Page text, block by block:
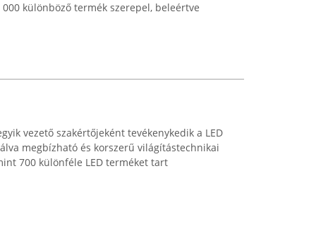
különböző termék szerepel, beleértve
vezető szakértőjeként tevékenykedik a LED
megbízható és korszerű világítástechnikai
700 különféle LED terméket tart